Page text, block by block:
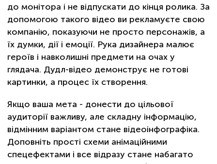
до монітора і не відпускати до кінця ролика. За
допомогою такого відео ви рекламуєте свою
компанію, показуючи не просто персонажів, а
їх думки, дії і емоції. Рука дизайнера малює
героїв і навколишні предмети на очах у
глядача. Дудл-відео демонструє не готові
картинки, а процес їх створення.
Якщо ваша мета - донести до цільової
аудиторії важливу, але складну інформацію,
відмінним варіантом стане відеоінфографіка.
Доповніть прості схеми анімаційними
спецефектами і все відразу стане набагато